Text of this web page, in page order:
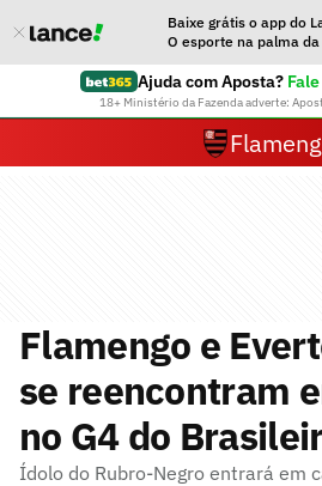
Baixe grátis o app do
O esporte na palma
Ajuda com Aposta?
18+ Ministério da Fazenda adverte:
Flamengo e
se reencontram
no G4 do
Ídolo do Rubro-Negro entrará em